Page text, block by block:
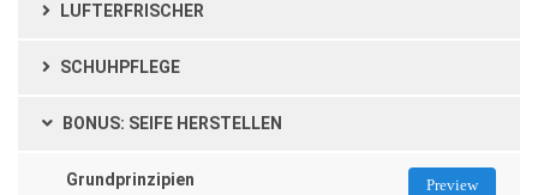
LUFTERFRISCHER
SCHUHPFLEGE
BONUS: SEIFE HERSTELLEN
Grundprinzipien Preview